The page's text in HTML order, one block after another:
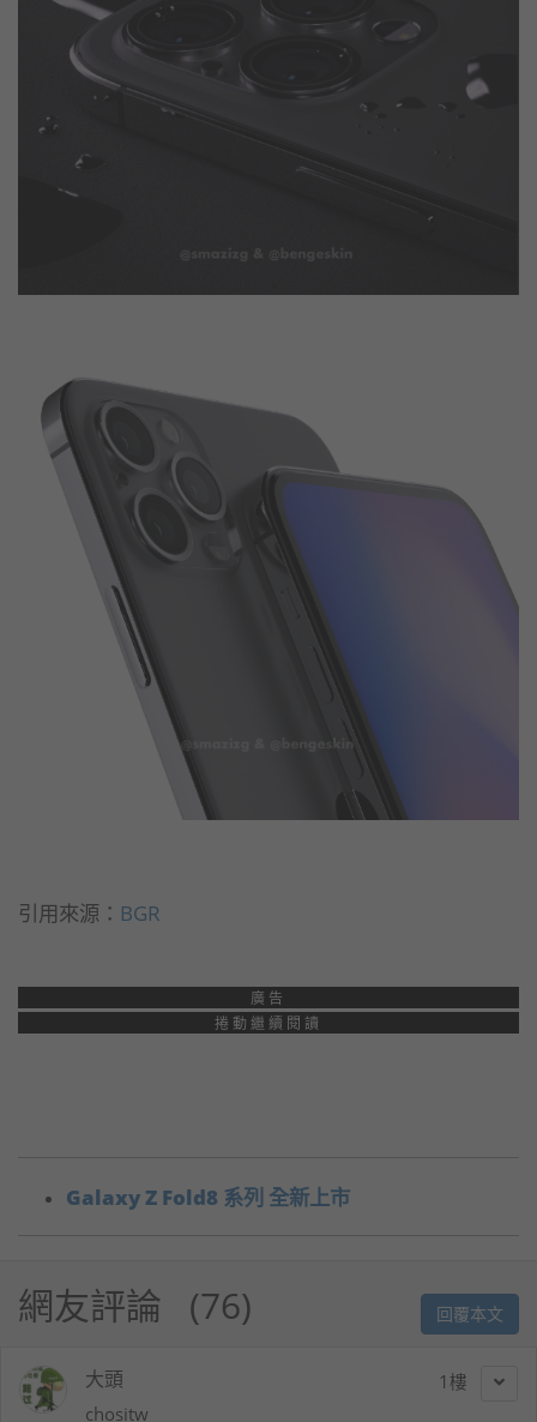
引用來源： BGR
廣告
捲動繼續閱讀
Galaxy Z Fold8 系列 全新上市
網友評論 76 回覆本文
1
大頭
chositw